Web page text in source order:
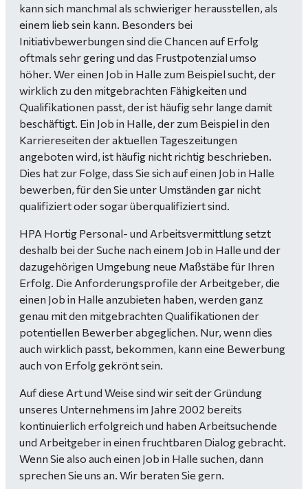
kann sich manchmal als schwieriger herausstellen, als
einem lieb sein kann. Besonders bei
Initiativbewerbungen sind die Chancen auf Erfolg
oftmals sehr gering und das Frustpotenzial umso
höher. Wer einen Job in Halle zum Beispiel sucht, der
wirklich zu den mitgebrachten Fähigkeiten und
Qualifikationen passt, der ist häufig sehr lange damit
beschäftigt. Ein Job in Halle, der zum Beispiel in den
Karriereseiten der aktuellen Tageszeitungen
angeboten wird, ist häufig nicht richtig beschrieben.
Dies hat zur Folge, dass Sie sich auf einen Job in Halle
bewerben, für den Sie unter Umständen gar nicht
qualifiziert oder sogar überqualifiziert sind.
HPA Hortig Personal- und Arbeitsvermittlung setzt
deshalb bei der Suche nach einem Job in Halle und der
dazugehörigen Umgebung neue Maßstäbe für Ihren
Erfolg. Die Anforderungsprofile der Arbeitgeber, die
einen Job in Halle anzubieten haben, werden ganz
genau mit den mitgebrachten Qualifikationen der
potentiellen Bewerber abgeglichen. Nur, wenn dies
auch wirklich passt, bekommen, kann eine Bewerbung
auch von Erfolg gekrönt sein.
Auf diese Art und Weise sind wir seit der Gründung
unseres Unternehmens im Jahre 2002 bereits
kontinuierlich erfolgreich und haben Arbeitsuchende
und Arbeitgeber in einen fruchtbaren Dialog gebracht.
Wenn Sie also auch einen Job in Halle suchen, dann
sprechen Sie uns an. Wir beraten Sie gern.